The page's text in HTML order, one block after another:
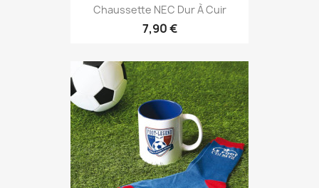
Chaussette NEC Dur À Cuir
7,90 €